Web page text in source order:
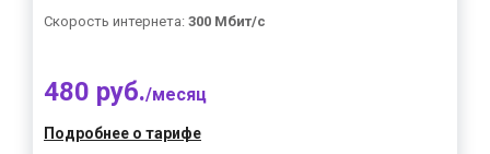
Скорость интернета: 300 Мбит/с
480 руб./месяц
Подробнее о тарифе